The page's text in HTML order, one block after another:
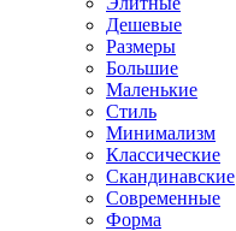
Дешевые
Размеры
Большие
Маленькие
Стиль
Минимализм
Классические
Скандинавские
Современные
Форма